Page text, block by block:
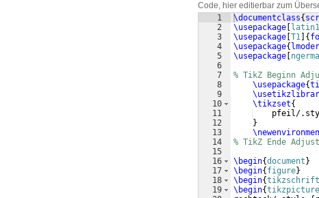
Code, hier editierbar zum
1
2
3
4
5
6
7
8
9
10
11
12
13
14
15
16
17
18
19
\documentclass{
\usepackage
latin1
\usepackage T1 {
\usepackage{
\usepackage
% TikZ
\usepackage{
\tikzset{
pfeil/
}
% TikZ Ende
\begin{document }
\begin{ figure}
\begin{
\begin{tikzpicture